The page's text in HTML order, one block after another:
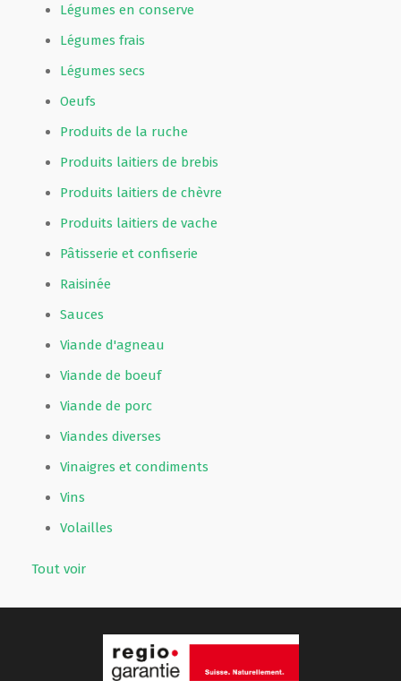
Légumes en conserve
Légumes frais
Légumes secs
Oeufs
Produits de la ruche
Produits laitiers de brebis
Produits laitiers de chèvre
Produits laitiers de vache
Pâtisserie et confiserie
Raisinée
Sauces
Viande d'agneau
Viande de boeuf
Viande de porc
Viandes diverses
Vinaigres et condiments
Vins
Volailles
Tout voir